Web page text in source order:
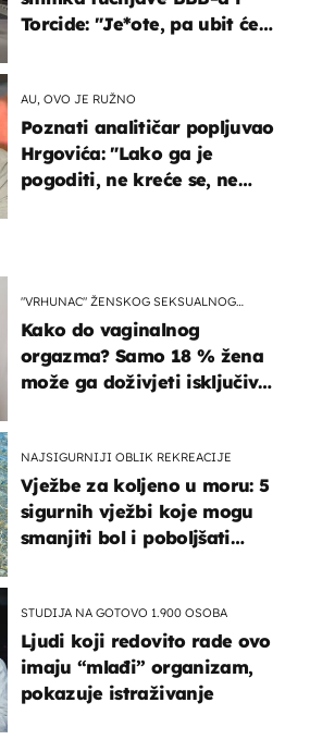
"VRHUNAC" ŽENSKOG SEKSUALNOG
Kako do vaginalnog
orgazma? Samo 18 % žena
može ga doživjeti isključivo
NAJSIGURNIJI OBLIK REKREACIJE
Vježbe za koljeno u moru: 5
sigurnih vježbi koje mogu
smanjiti bol i poboljšati
STUDIJA NA GOTOVO 1.900 OSOBA
Ljudi koji redovito rade ovo
imaju “mlađi” organizam,
pokazuje istraživanje
Torcide: "Je*ote, pa ubit će
AU, OVO JE RUŽNO
Poznati analitičar popljuvao
Hrgovića: "Lako ga je
pogoditi, ne kreće se, ne